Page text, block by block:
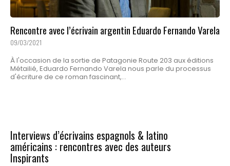
Rencontre avec l’écrivain argentin Eduardo Fernando Varela
09/03/2021
À l'occasion de la sortie de Patagonie Route 203 aux éditions
Métailié, Eduardo Fernando Varela nous parle du processus
d'écriture de ce roman fascinant,...
Interviews d’écrivains espagnols & latino
américains : rencontres avec des auteurs
Inspirants